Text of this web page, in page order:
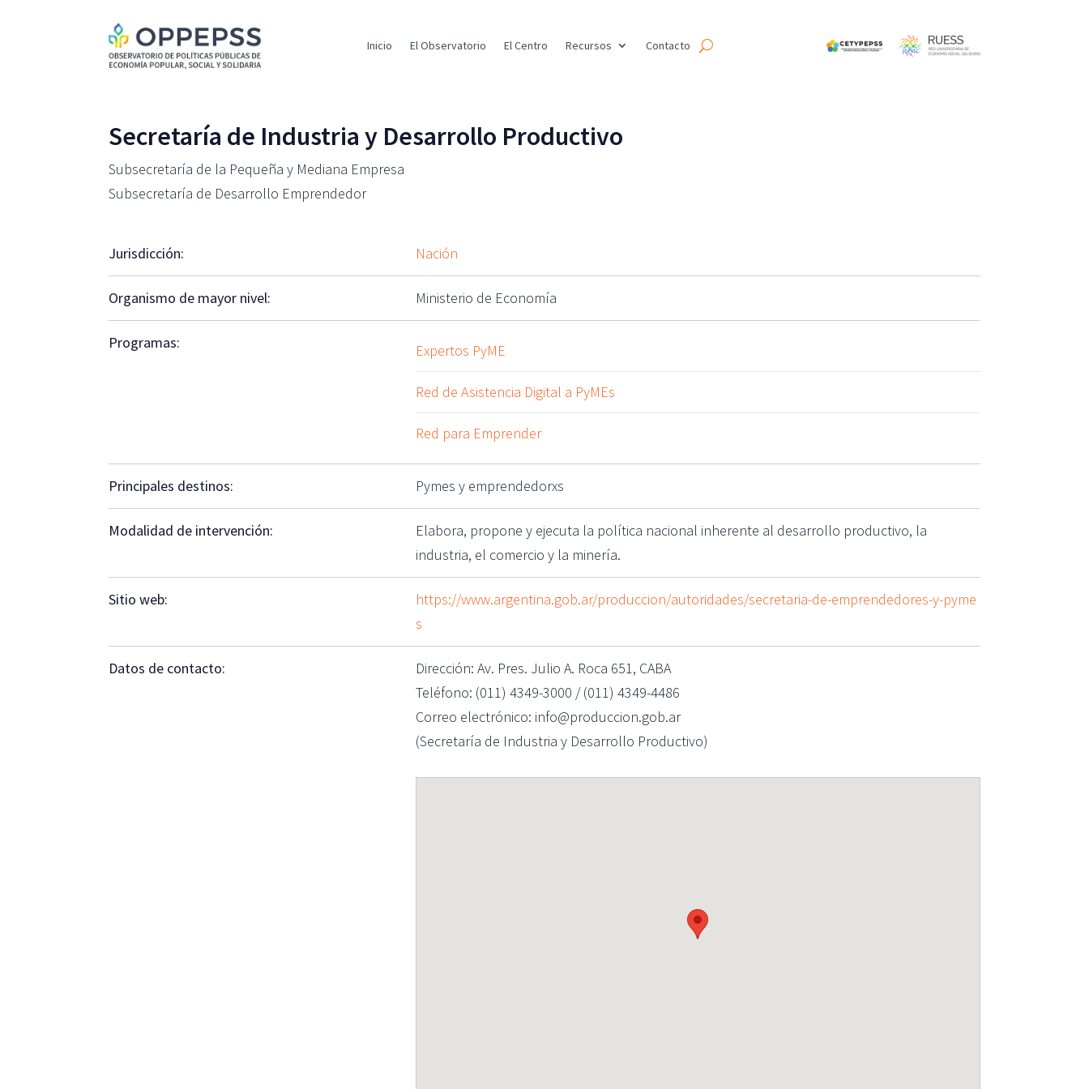
Inicio El Observatorio El Centro Recursos Contacto
Secretaría de Industria y Desarrollo Productivo
Subsecretaría de la Pequeña y Mediana Empresa
Subsecretaría de Desarrollo Emprendedor
Jurisdicción: Nación
Organismo de mayor nivel: Ministerio de Economía
Programas: Expertos PyME
Red de Asistencia Digital a PyMEs
Red para Emprender
Principales destinos: Pymes y emprendedorxs
Modalidad de intervención:
Elabora, propone y ejecuta la política nacional inherente al desarrollo productivo, la
industria, el comercio y la minería.
Sitio web:
https://www.argentina.gob.ar/produccion/autoridades/secretaria-de-emprendedores-y-pyme
s
Datos de contacto:
Dirección: Av. Pres. Julio A. Roca 651, CABA
Teléfono: (011) 4349-3000 / (011) 4349-4486
Correo electrónico: info@produccion.gob.ar
(Secretaría de Industria y Desarrollo Productivo)